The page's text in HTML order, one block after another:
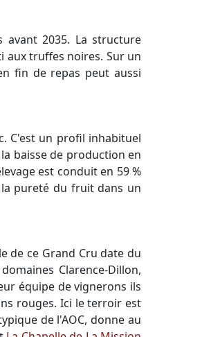
avant 2035. La structure
aux truffes noires. Sur un
fin de repas peut aussi
C'est un profil inhabituel
baisse de production en
est conduit en 59 %
pureté du fruit dans un
de ce Grand Cru date du
Clarence-Dillon,
équipe de vignerons ils
rouges. Ici le terroir est
de l'AOC, donne au